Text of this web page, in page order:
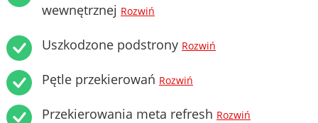
wewnętrznej Rozwiń
Uszkodzone podstrony Rozwiń
Pętle przekierowań Rozwiń
Przekierowania meta refresh Rozwiń